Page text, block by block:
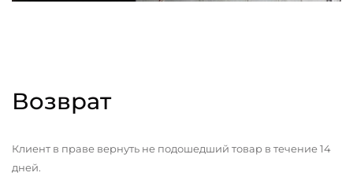
Возврат
Клиент в праве вернуть не подошедший товар в течение 14
дней.